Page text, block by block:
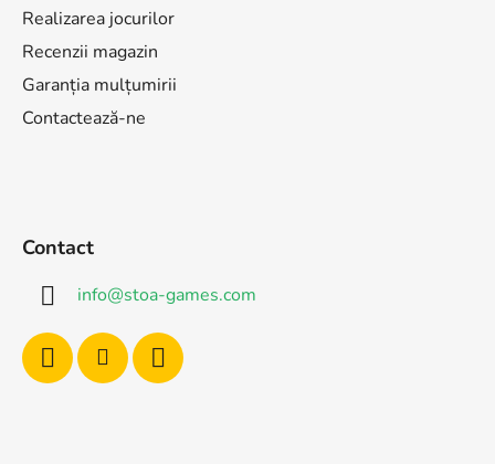
Realizarea jocurilor
Recenzii magazin
Garanția mulțumirii
Contactează-ne
Contact
info@stoa-games.com